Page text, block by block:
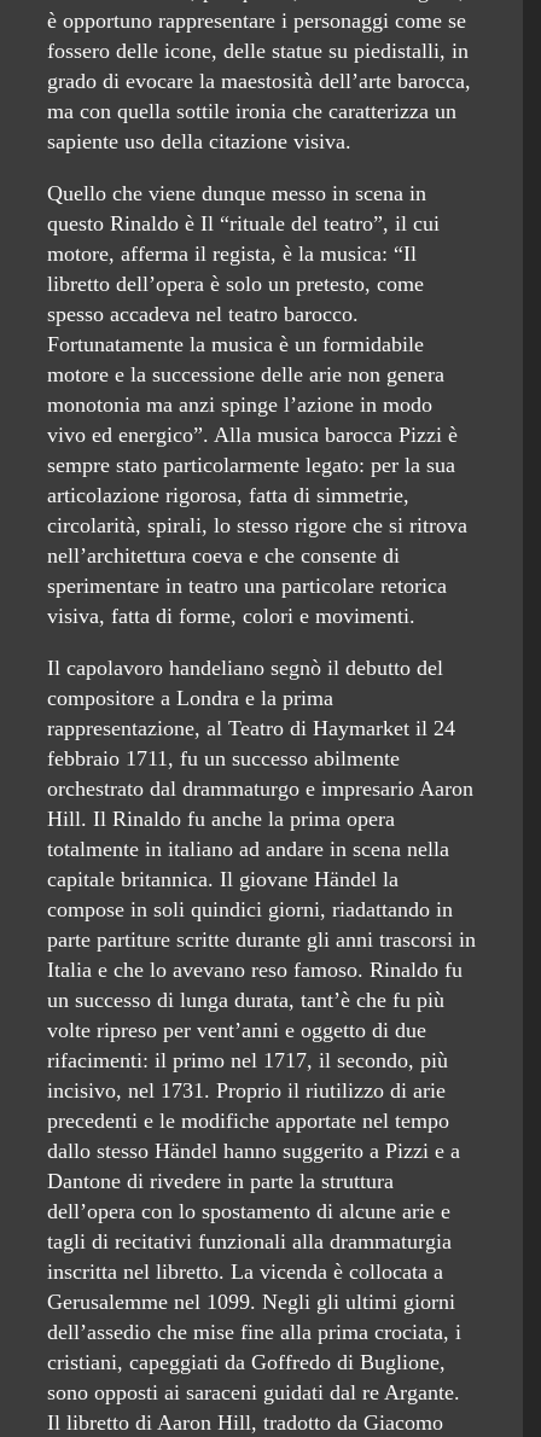
è opportuno rappresentare i personaggi come se
fossero delle icone, delle statue su piedistalli, in
grado di evocare la maestosità dell’arte barocca,
ma con quella sottile ironia che caratterizza un
sapiente uso della citazione visiva.
Quello che viene dunque messo in scena in
questo Rinaldo è Il “rituale del teatro”, il cui
motore, afferma il regista, è la musica: “Il
libretto dell’opera è solo un pretesto, come
spesso accadeva nel teatro barocco.
Fortunatamente la musica è un formidabile
motore e la successione delle arie non genera
monotonia ma anzi spinge l’azione in modo
vivo ed energico”. Alla musica barocca Pizzi è
sempre stato particolarmente legato: per la sua
articolazione rigorosa, fatta di simmetrie,
circolarità, spirali, lo stesso rigore che si ritrova
nell’architettura coeva e che consente di
sperimentare in teatro una particolare retorica
visiva, fatta di forme, colori e movimenti.
Il capolavoro handeliano segnò il debutto del
compositore a Londra e la prima
rappresentazione, al Teatro di Haymarket il 24
febbraio 1711, fu un successo abilmente
orchestrato dal drammaturgo e impresario Aaron
Hill. Il Rinaldo fu anche la prima opera
totalmente in italiano ad andare in scena nella
capitale britannica. Il giovane Händel la
compose in soli quindici giorni, riadattando in
parte partiture scritte durante gli anni trascorsi in
Italia e che lo avevano reso famoso. Rinaldo fu
un successo di lunga durata, tant’è che fu più
volte ripreso per vent’anni e oggetto di due
rifacimenti: il primo nel 1717, il secondo, più
incisivo, nel 1731. Proprio il riutilizzo di arie
precedenti e le modifiche apportate nel tempo
dallo stesso Händel hanno suggerito a Pizzi e a
Dantone di rivedere in parte la struttura
dell’opera con lo spostamento di alcune arie e
tagli di recitativi funzionali alla drammaturgia
inscritta nel libretto. La vicenda è collocata a
Gerusalemme nel 1099. Negli gli ultimi giorni
dell’assedio che mise fine alla prima crociata, i
cristiani, capeggiati da Goffredo di Buglione,
sono opposti ai saraceni guidati dal re Argante.
Il libretto di Aaron Hill, tradotto da Giacomo